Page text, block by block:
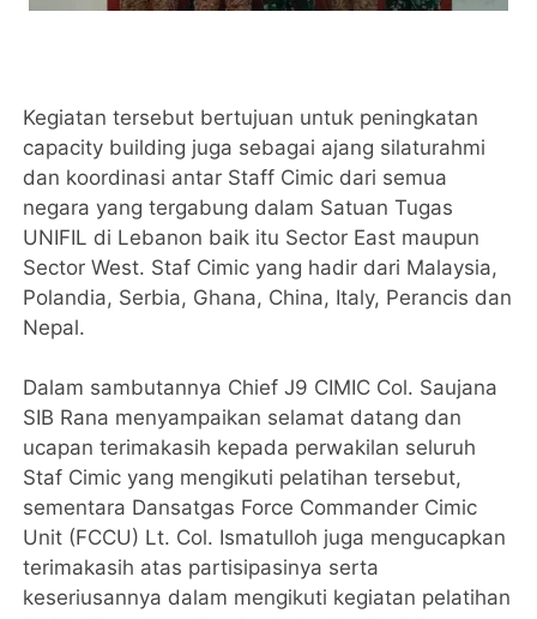
Kegiatan tersebut bertujuan untuk peningkatan
capacity building juga sebagai ajang silaturahmi
dan koordinasi antar Staff Cimic dari semua
negara yang tergabung dalam Satuan Tugas
UNIFIL di Lebanon baik itu Sector East maupun
Sector West. Staf Cimic yang hadir dari Malaysia,
Polandia, Serbia, Ghana, China, Italy, Perancis dan
Nepal.
Dalam sambutannya Chief J9 CIMIC Col. Saujana
SIB Rana menyampaikan selamat datang dan
ucapan terimakasih kepada perwakilan seluruh
Staf Cimic yang mengikuti pelatihan tersebut,
sementara Dansatgas Force Commander Cimic
Unit (FCCU) Lt. Col. Ismatulloh juga mengucapkan
terimakasih atas partisipasinya serta
keseriusannya dalam mengikuti kegiatan pelatihan